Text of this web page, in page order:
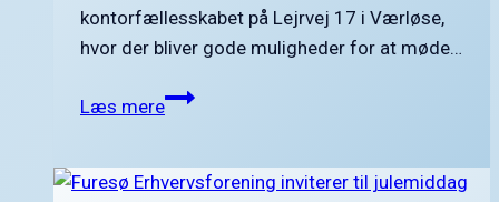
kontorfællesskabet på Lejrvej 17 i Værløse,
hvor der bliver gode muligheder for at møde…
Læs mereKom
sidste